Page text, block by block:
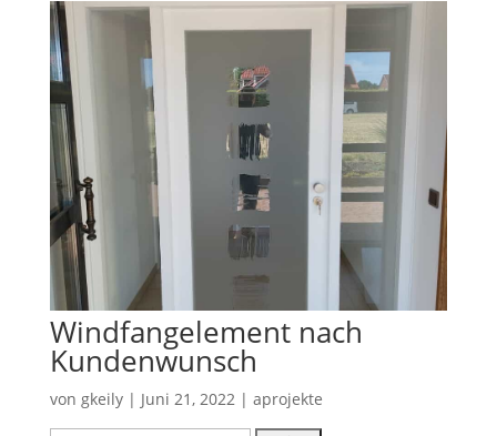
Windfangelement nach
Kundenwunsch
von gkeily| Juni 21, 2022| aprojekte